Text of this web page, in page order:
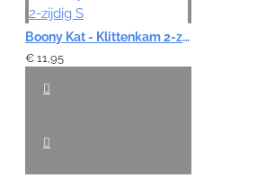
Boony Kat - Klittenkam 2-zijdig S
€ 11,95